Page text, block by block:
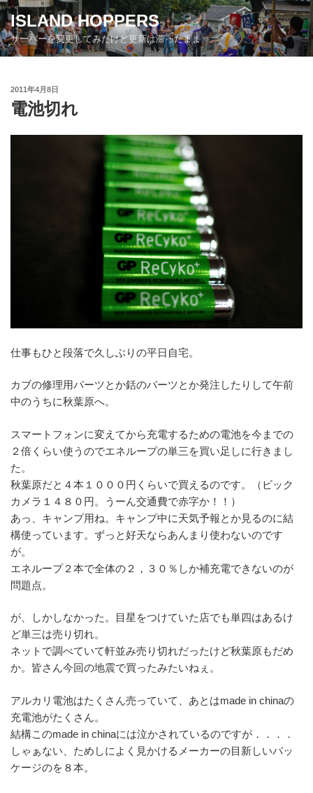
コ
ン
テ
ン
ISLAND HOPPERS
サーバーを変更してみたけど更新は滞ったまま
投
稿
日:
2011年4月8日
電池切れ
仕事もひと段落で久しぶりの平日自宅。
カブの修理用パーツとか銛のパーツとか発注したりして午前
中のうちに秋葉原へ。
スマートフォンに変えてから充電するための電池を今までの
２倍くらい使うのでエネループの単三を買い足しに行きまし
た。
秋葉原だと４本１０００円くらいで買えるのです。（ビック
カメラ１４８０円。うーん交通費で赤字か！！）
あっ、キャンプ用ね。キャンプ中に天気予報とか見るのに結
構使っています。ずっと好天ならあんまり使わないのです
が。
エネループ２本で全体の２，３０％しか補充電できないのが
問題点。
が、しかしなかった。目星をつけていた店でも単四はあるけ
ど単三は売り切れ。
ネットで調べていて軒並み売り切れだったけど秋葉原もだめ
か。皆さん今回の地震で買ったみたいねぇ。
アルカリ電池はたくさん売っていて、あとはmade in chinaの
充電池がたくさん。
結構このmade in chinaには泣かされているのですが．．．．
しゃぁない、ためしによく見かけるメーカーの目新しいパッ
ケージのを８本。